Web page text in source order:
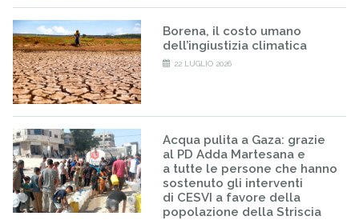
Borena, il costo umano
dell’ingiustizia climatica
22 LUGLIO 2026
Acqua pulita a Gaza: grazie
al PD Adda Martesana e
a tutte le persone che hanno
sostenuto gli interventi
di CESVI a favore della
popolazione della Striscia